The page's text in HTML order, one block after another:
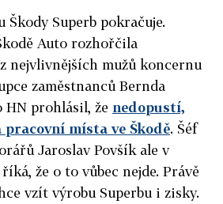
Škody Superb pokračuje.
Auto rozhořčila
nejvlivnějších mužů koncernu
zaměstnanců Bernda
HN prohlásil, že nedopustí,
pracovní místa ve Škodě. Šéf
Jaroslav Povšík ale v
že o to vůbec nejde. Právě
vzít výrobu Superbu i zisky.